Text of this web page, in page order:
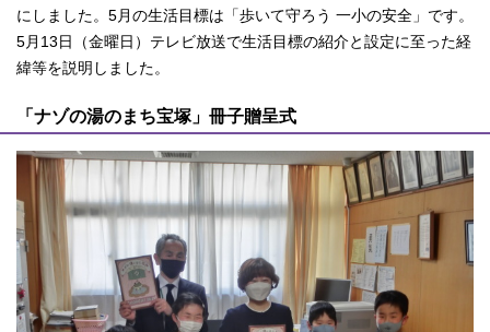
にしました。5月の生活目標は「歩いて守ろう 一小の安全」です。
5月13日（金曜日）テレビ放送で生活目標の紹介と設定に至った経
緯等を説明しました。
「ナゾの湯のまち宝塚」冊子贈呈式